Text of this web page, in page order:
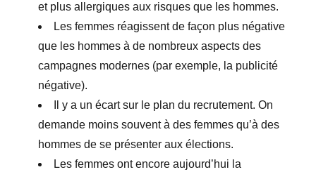
et plus allergiques aux risques que les hommes.
Les femmes réagissent de façon plus négative
que les hommes à de nombreux aspects des
campagnes modernes (par exemple, la publicité
négative).
Il y a un écart sur le plan du recrutement. On
demande moins souvent à des femmes qu’à des
hommes de se présenter aux élections.
Les femmes ont encore aujourd’hui la